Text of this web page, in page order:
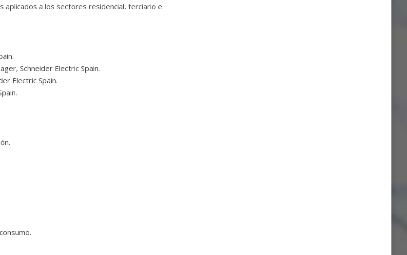
a los sectores residencial, terciario e
Schneider Electric Spain.
Electric Spain.